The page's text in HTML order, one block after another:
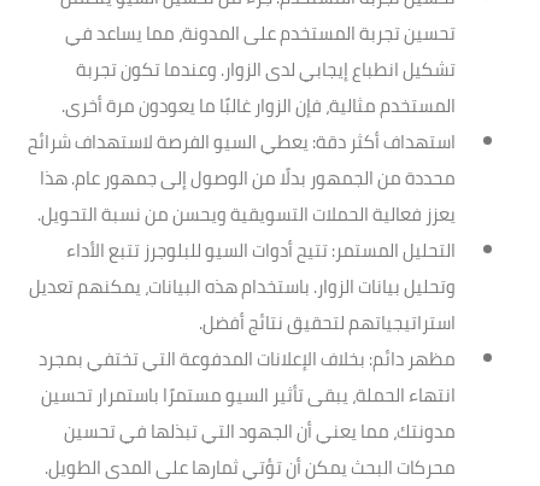
تحسين تجربة المستخدم على المدونة، مما يساعد في
تشكيل انطباع إيجابي لدى الزوار. وعندما تكون تجربة
المستخدم مثالية، فإن الزوار غالبًا ما يعودون مرة أخرى.
استهداف أكثر دقة: يعطي السيو الفرصة لاستهداف شرائح
محددة من الجمهور بدلًا من الوصول إلى جمهور عام. هذا
يعزز فعالية الحملات التسويقية ويحسن من نسبة التحويل.
التحليل المستمر: تتيح أدوات السيو للبلوجرز تتبع الأداء
وتحليل بيانات الزوار. باستخدام هذه البيانات، يمكنهم تعديل
استراتيجياتهم لتحقيق نتائج أفضل.
مظهر دائم: بخلاف الإعلانات المدفوعة التي تختفي بمجرد
انتهاء الحملة، يبقى تأثير السيو مستمرًا باستمرار تحسين
مدونتك، مما يعني أن الجهود التي تبذلها في تحسين
محركات البحث يمكن أن تؤتي ثمارها على المدى الطويل.